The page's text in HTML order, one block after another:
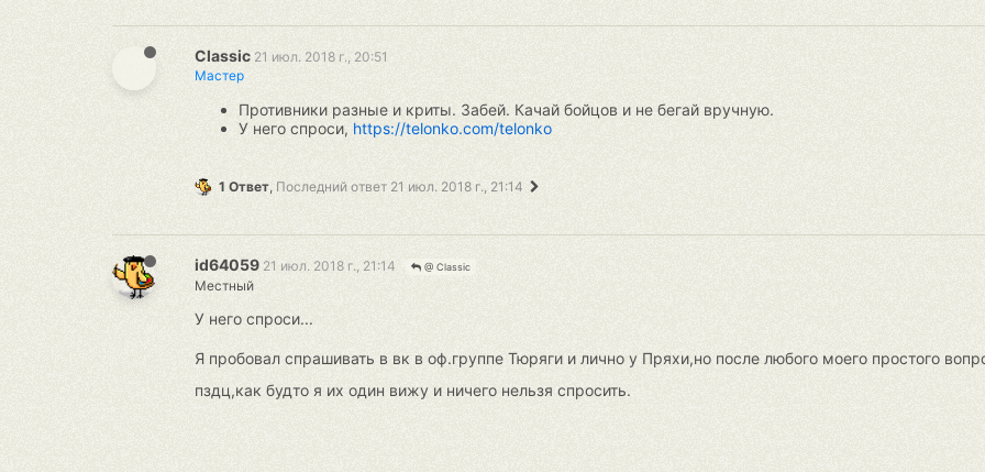
Classic 21 июл. 2018 г., 20:51
Мастер
Противники разные и криты. Забей. Качай бойцов и не бегай вручную.
У него спроси, https://telonko.com/telonko
1 Ответ, Последний ответ 21 июл. 2018 г., 21:14
id64059 21 июл. 2018 г., 21:14 @ Classic
Местный
У него спроси...
Я пробовал спрашивать в вк в оф.группе Тюряги и лично у Пряхи,но после любого моего простого
пздц,как будто я их один вижу и ничего нельзя спросить.